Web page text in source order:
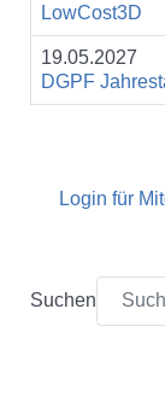
LowCost3D
19.05.2027
DGPF
Login für
Suchen